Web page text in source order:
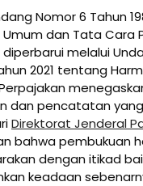
Nomor 6 Tahun
dan Tata Cara
melalui
2021 tentang
dan pencatatan
Direktorat Jenderal
bahwa pembukuan
dengan itikad
keadaan